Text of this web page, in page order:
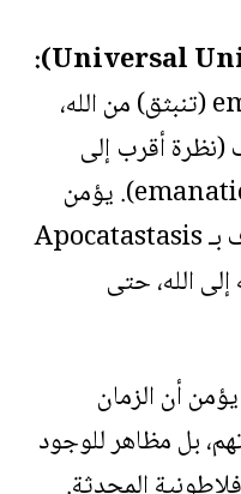
يرى أن كل الخليقة emanates (تنبثق) من الله،
(نظرة أقرب إلى
panentheism أو emanationism). يؤمن
بـ”الرجوع الكوني” أو ما يُعرف بـ Apocatastasis
الله، حتى
يؤمن أن الزمان
بل مظاهر للوجود